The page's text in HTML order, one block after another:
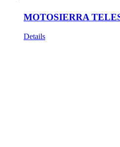
MOTOSIERRA
Details